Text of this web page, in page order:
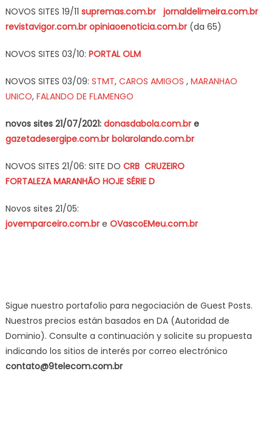
NOVOS SITES 19/11 supremas.com.br
jornaldelimeira.com.br
revistavigor.com.br opiniaoenoticia.com.br(da 65)
NOVOS SITES 03/10: PORTAL OLM
NOVOS SITES 03/09: STMT, CAROS AMIGOS , MARANHAO
UNICO, FALANDO DE FLAMENGO
novos sites 21/07/2021: donasdabola.com.bre
gazetadesergipe.com.br bolarolando.com.br
NOVOS SITES 21/06: SITE DO CRB CRUZEIRO
FORTALEZA MARANHÃO HOJE SÉRIE D
Novos sites 21/05:
jovemparceiro.com.br e OVascoEMeu.com.br
Sigue nuestro portafolio para negociación de Guest Posts.
Nuestros precios están basados ​​en DA (Autoridad de
Dominio). Consulte a continuación y solicite su propuesta
indicando los sitios de interés por correo electrónico
contato@9telecom.com.br